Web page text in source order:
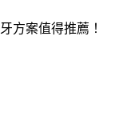
方案值得推薦！